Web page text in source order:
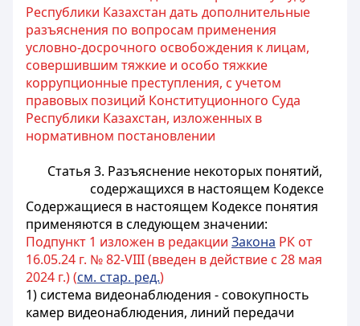
Республики Казахстан дать дополнительные
разъяснения по вопросам применения
условно-досрочного освобождения к лицам,
совершившим тяжкие и особо тяжкие
коррупционные преступления, с учетом
правовых позиций Конституционного Суда
Республики Казахстан, изложенных в
нормативном постановлении
Статья 3. Разъяснение некоторых понятий,
содержащихся в настоящем Кодексе
Содержащиеся в настоящем Кодексе понятия
применяются в следующем значении:
Подпункт 1 изложен в редакции Закона РК от
16.05.24 г. № 82-VIII (введен в действие с 28 мая
2024 г.) (см. стар. ред.)
1) система видеонаблюдения - совокупность
камер видеонаблюдения, линий передачи